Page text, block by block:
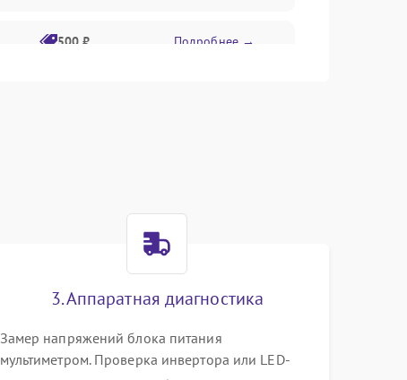
500 ₽ Подробнее →
3. Аппаратная диагностика
Замер напряжений блока питания
мультиметром. Проверка инвертора или LED-